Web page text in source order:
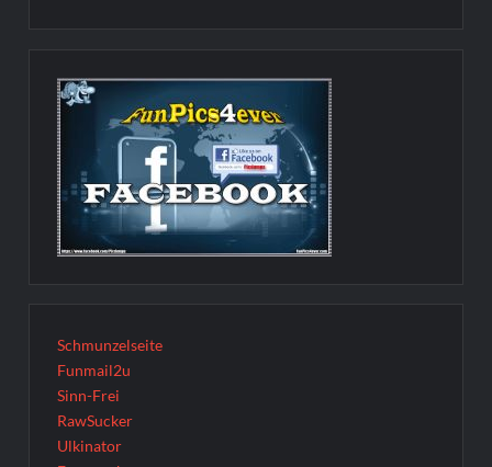
Schmunzelseite
Funmail2u
Sinn-Frei
RawSucker
Ulkinator